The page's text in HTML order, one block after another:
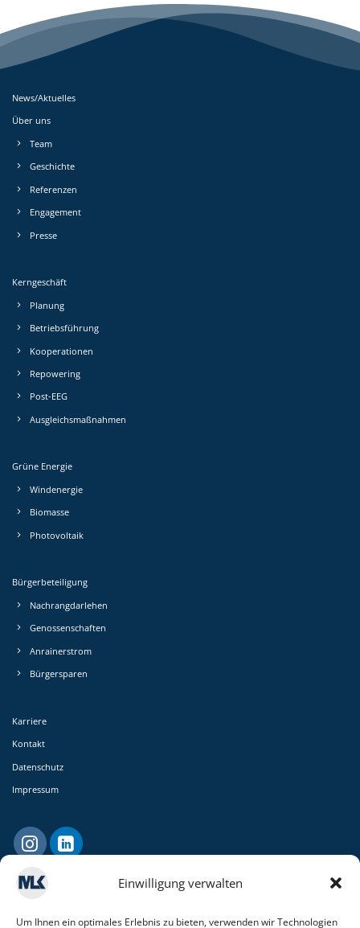
Einwilligung verwalten
Um Ihnen ein optimales Erlebnis zu bieten, verwenden wir Technologien
News/Aktuelles
Über uns
Team
Geschichte
Referenzen
Engagement
Presse
Kerngeschäft
Planung
Betriebs­führung
Kooperationen
Repowering
Post-EEG
Ausgleichs­maßnahmen
Grüne Energie
Windenergie
Biomasse
Photovoltaik
Bürgerbeteiligung
Nachrang­darlehen
Genossen­schaften
Anrainerstrom
Bürgersparen
Karriere
Kontakt
Datenschutz
Impressum